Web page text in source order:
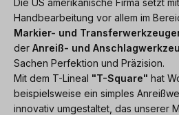
Die US amerikanische Firma setzt
Handbearbeitung vor allem im
Markier- und
der Anreiß- und
Sachen Perfektion und Präzision.
Mit dem T-Lineal "T-Square" hat
beispielsweise ein simples
innovativ umgestaltet, das unserer